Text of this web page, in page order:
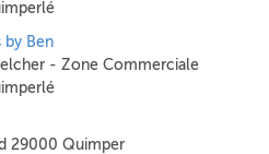
by Ben
- Zone Commerciale
29000 Quimper